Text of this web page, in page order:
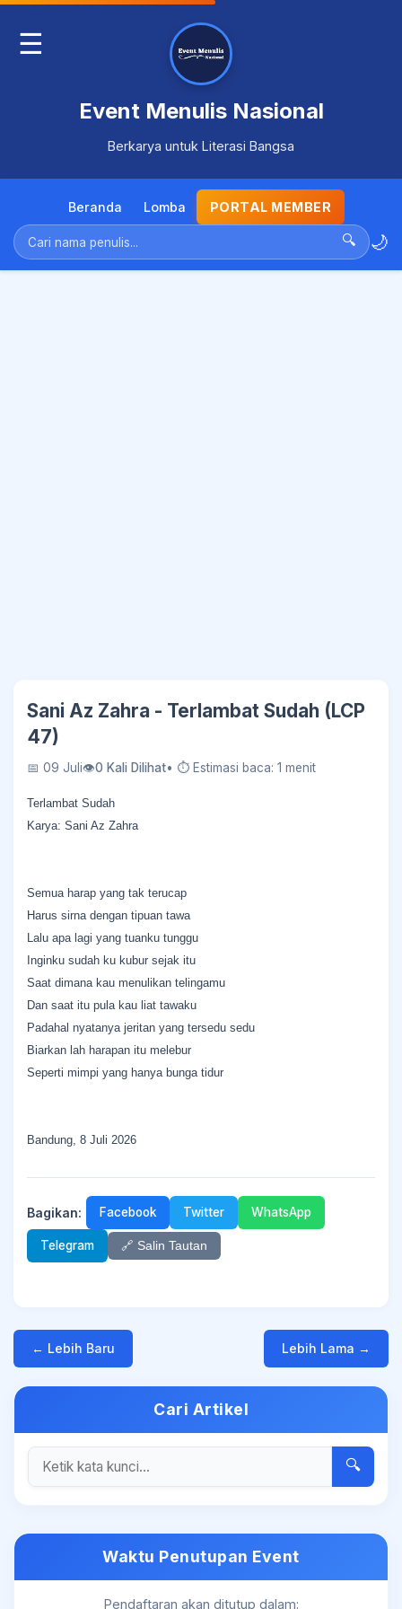
☰
Event Menulis Nasional
Berkarya untuk Literasi Bangsa
Beranda Lomba PORTAL MEMBER
🔍 🌙
Sani Az Zahra - Terlambat Sudah (LCP
47)
📅 09 Juli👁0 Kali Dilihat• ⏱ Estimasi baca: 1 menit
Terlambat Sudah
Karya: Sani Az Zahra
Semua harap yang tak terucap
Harus sirna dengan tipuan tawa
Lalu apa lagi yang tuanku tunggu
Inginku sudah ku kubur sejak itu
Saat dimana kau menulikan telingamu
Dan saat itu pula kau liat tawaku
Padahal nyatanya jeritan yang tersedu sedu
Biarkan lah harapan itu melebur
Seperti mimpi yang hanya bunga tidur
Bandung, 8 Juli 2026
Bagikan: Facebook Twitter WhatsApp
Telegram 🔗 Salin Tautan
← Lebih Baru Lebih Lama →
Cari Artikel
🔍
Waktu Penutupan Event
Pendaftaran akan ditutup dalam: